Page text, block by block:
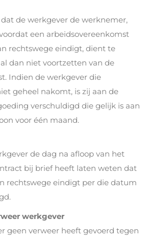
de werkgever de werknemer,
een arbeidsovereenkomst
rechtswege eindigt, dient te
dan niet voortzetten van de
Indien de werkgever die
geheel nakomt, is zij aan de
verschuldigd die gelijk is aan
voor één maand.
de dag na afloop van het
bij brief heeft laten weten dat
rechtswege eindigt per die datum
werkgever
geen verweer heeft gevoerd tegen